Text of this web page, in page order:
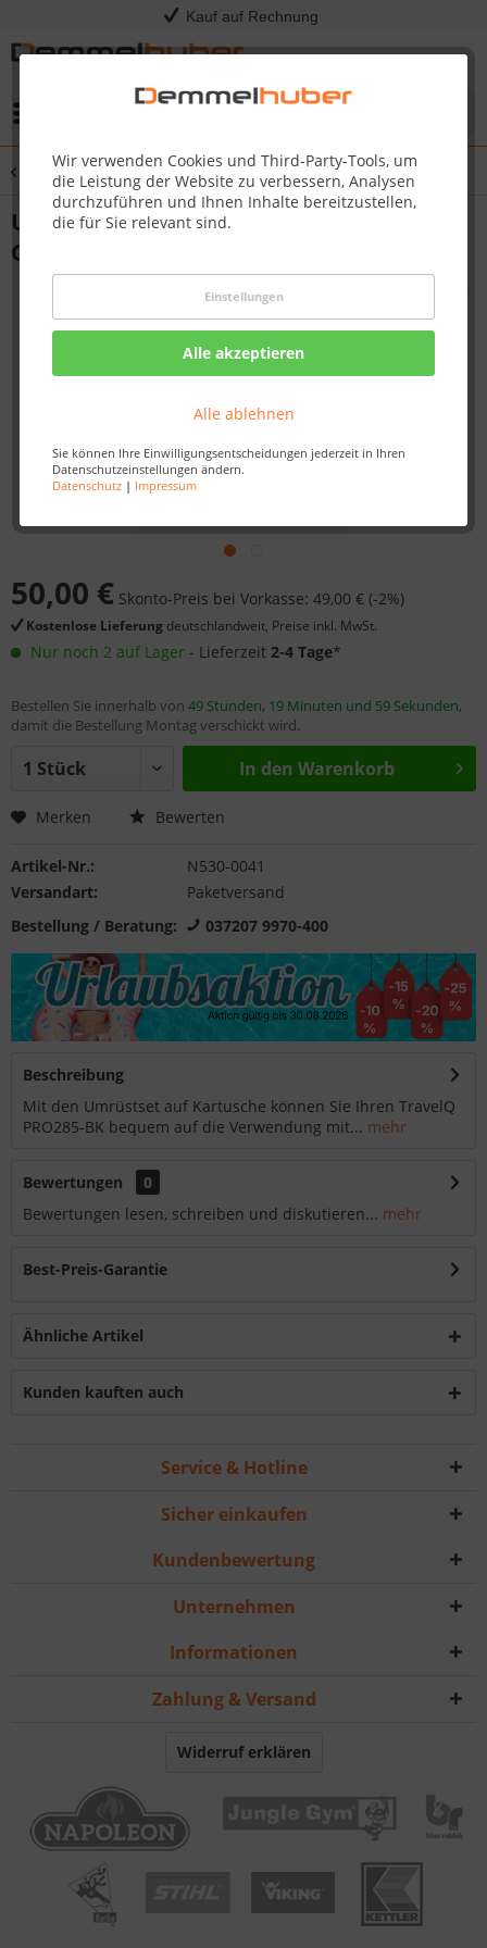
Kauf auf Rechnung
Wir verwenden Cookies und Third-Party-Tools, um
die Leistung der Website zu verbessern, Analysen
durchzuführen und Ihnen Inhalte bereitzustellen,
die für Sie relevant sind.
Einstellungen
Alle akzeptieren
Alle ablehnen
Sie können Ihre Einwilligungsentscheidungen jederzeit in Ihren
Datenschutzeinstellungen ändern.
Datenschutz| Impressum
Übersicht TQ285
Umrüstset TRAVELQ™ PRO285-BK auf
Gas Kartusche
50,00 € Skonto-Preis bei Vorkasse: 49,00 € (-2%)
Kostenlose Lieferung deutschlandweit, Preise inkl. MwSt.
Nur noch 2 auf Lager - Lieferzeit 2-4 Tage*
Bestellen Sie innerhalb von 49 Stunden, 19 Minuten und 59 Sekunden,
damit die Bestellung Montag verschickt wird.
In den Warenkorb
Merken Bewerten
Artikel-Nr.:
N530-0041
Versandart:
Paketversand
Bestellung / Beratung:
037207 9970-400
Beschreibung
Mit den Umrüstset auf Kartusche können Sie Ihren TravelQ
PRO285-BK bequem auf die Verwendung mit... mehr
Bewertungen
0
Bewertungen lesen, schreiben und diskutieren... mehr
Best-Preis-Garantie
Ähnliche Artikel
Kunden kauften auch
Service & Hotline
Sicher einkaufen
Kundenbewertung
Unternehmen
Informationen
Zahlung & Versand
Widerruf erklären